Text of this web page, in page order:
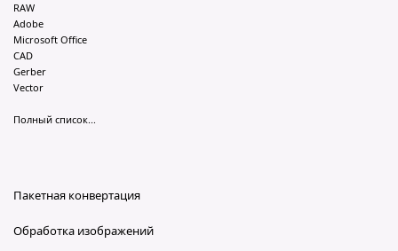
RAW
Adobe
Microsoft Office
CAD
Gerber
Vector
Полный список...
Пакетная конвертация
Обработка изображений